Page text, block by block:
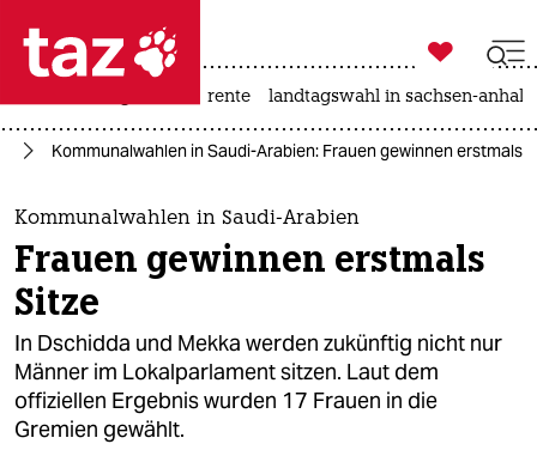
 taz zahl ich
taz zahl ich
themen
politik
öko
gesellschaft
kultur

taz zahl ich
rente landtagswahl in sachsen-anhalt
Kommunalwahlen in Saudi-Arabien: Frauen gewinnen erstmals
Kommunalwahlen in Saudi-Arabien
Frauen gewinnen erstmals
Sitze
In Dschidda und Mekka werden zukünftig nicht nur
Männer im Lokalparlament sitzen. Laut dem
offiziellen Ergebnis wurden 17 Frauen in die
Gremien gewählt.